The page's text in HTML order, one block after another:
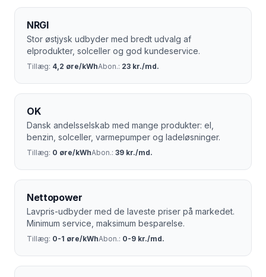
NRGI
Stor østjysk udbyder med bredt udvalg af
elprodukter, solceller og god kundeservice.
Tillæg: 4,2 øre/kWhAbon.: 23 kr./md.
OK
Dansk andelsselskab med mange produkter: el,
benzin, solceller, varmepumper og ladeløsninger.
Tillæg: 0 øre/kWhAbon.: 39 kr./md.
Nettopower
Lavpris-udbyder med de laveste priser på markedet.
Minimum service, maksimum besparelse.
Tillæg: 0-1 øre/kWhAbon.: 0-9 kr./md.